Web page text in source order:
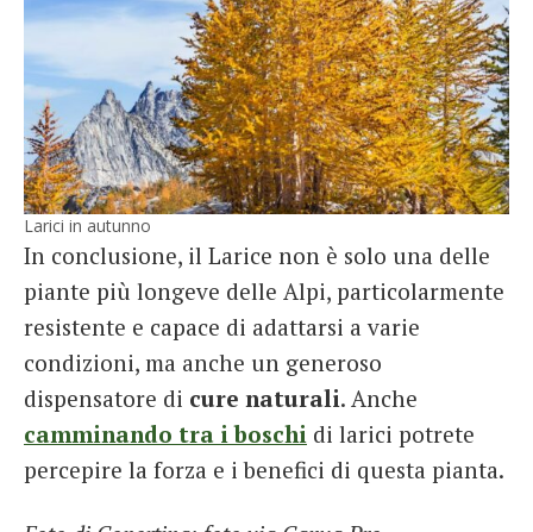
Larici in autunno
In conclusione, il Larice non è solo una delle
piante più longeve delle Alpi, particolarmente
resistente e capace di adattarsi a varie
condizioni, ma anche un generoso
dispensatore di cure naturali. Anche
camminando tra i boschi di larici potrete
percepire la forza e i benefici di questa pianta.